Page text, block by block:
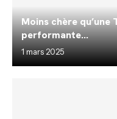
Moins chère qu’une
performante...
1 mars 2025